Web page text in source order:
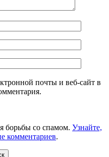
почты и веб-сайт в
борьбы со спамом. Узнайте,
комментариев.